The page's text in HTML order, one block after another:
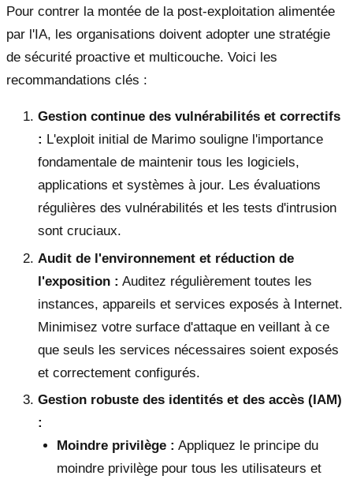
Pour contrer la montée de la post-exploitation alimentée
par l'IA, les organisations doivent adopter une stratégie
de sécurité proactive et multicouche. Voici les
recommandations clés :
Gestion continue des vulnérabilités et correctifs
: L'exploit initial de Marimo souligne l'importance
fondamentale de maintenir tous les logiciels,
applications et systèmes à jour. Les évaluations
régulières des vulnérabilités et les tests d'intrusion
sont cruciaux.
Audit de l'environnement et réduction de
l'exposition : Auditez régulièrement toutes les
instances, appareils et services exposés à Internet.
Minimisez votre surface d'attaque en veillant à ce
que seuls les services nécessaires soient exposés
et correctement configurés.
Gestion robuste des identités et des accès (IAM)
:
Moindre privilège : Appliquez le principe du
moindre privilège pour tous les utilisateurs et